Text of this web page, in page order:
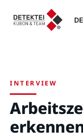
INTERVIEW